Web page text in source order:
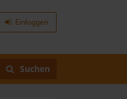
Einloggen
Suchen